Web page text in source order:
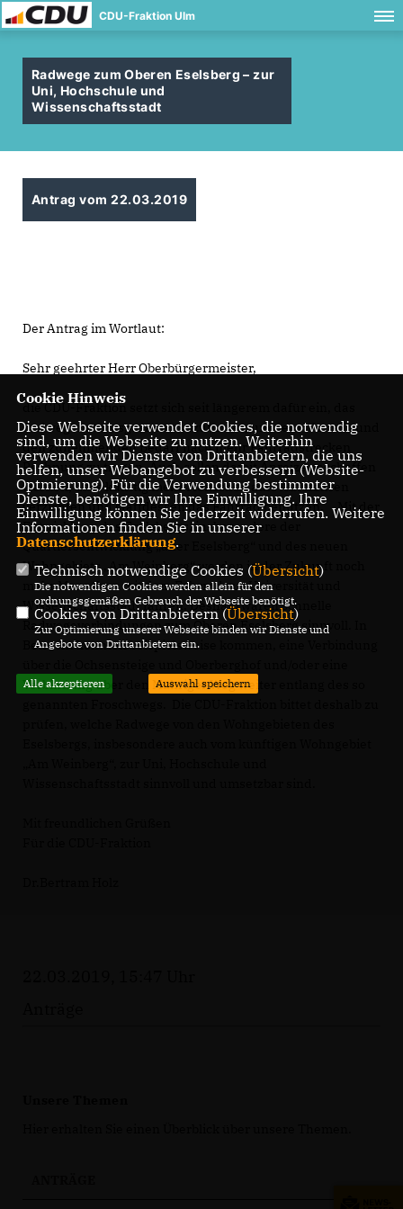
CDU-Fraktion Ulm
Radwege zum Oberen Eselsberg – zur
Uni, Hochschule und
Wissenschaftsstadt
Antrag vom 22.03.2019
Der Antrag im Wortlaut:
Sehr geehrter Herr Oberbürgermeister,
die CDU-Fraktion setzt sich seit längerem dafür ein, das
Radwegenetz insgesamt auszubauen, um dem Wunsch und
den zunehmenden Bedarf nach mehr Fahrradstrecken
Rechnung zu tragen. Auch sollen damit Anreize geschaffen
werden, dass künftig mehr Menschen aufs Autofahren
verzichten und stattdessen das Fahrrad benutzen. Mit der
Entwicklung des Eselsbergs, insbesondere der
Quartiersentwicklung „alter Eselsberg“ und des neuen
Wohngebiets „Am Weinberg“ werden in der Zukunft noch
mehr Menschen mit dem Fahrrad zur Universität und
Wissenschaftsstadt fahren. Deshalb wären schnelle
Radwegeverbindungen zum Oberen Eselsberg sinnvoll. In
Betracht könnten beispielsweise kommen, eine Verbindung
Verbindung über den Mähriger Weg weiter entlang des so
Cookie Hinweis
Diese Webseite verwendet Cookies, die notwendig
sind, um die Webseite zu nutzen. Weiterhin
verwenden wir Dienste von Drittanbietern, die uns
helfen, unser Webangebot zu verbessern (Website-
Optmierung). Für die Verwendung bestimmter
Dienste, benötigen wir Ihre Einwilligung. Ihre
Einwilligung können Sie jederzeit widerrufen. Weitere
Informationen finden Sie in unserer
Datenschutzerklärung.
Technisch notwendige Cookies (Übersicht)
Die notwendigen Cookies werden allein für den
ordnungsgemäßen Gebrauch der Webseite benötigt.
Cookies von Drittanbietern (Übersicht)
Zur Optimierung unserer Webseite binden wir Dienste und
Angebote von Drittanbietern ein.
Alle akzeptieren Auswahl speichern